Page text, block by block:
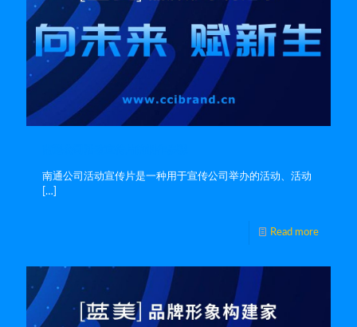
南通公司活动宣传片是一种用于宣传公司举办的活动、活动
[…]
Read more